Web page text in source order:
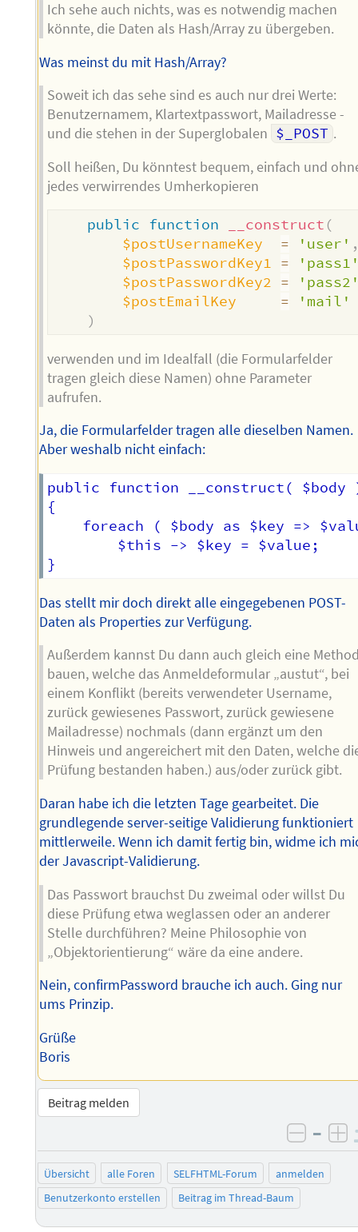
Ich sehe auch nichts, was es notwendig machen
könnte, die Daten als Hash/Array zu übergeben.
Was meinst du mit Hash/Array?
Soweit ich das sehe sind es auch nur drei Werte:
Benutzernamem, Klartextpasswort, Mailadresse -
und die stehen in der Superglobalen $_POST .
Soll heißen, Du könntest bequem, einfach und
jedes verwirrendes Umherkopieren
public function __construct (
$postUsernameKey
= 'user'
$postPasswordKey1 =
$postPasswordKey2 =
$postEmailKey
=
'mail'
)
verwenden und im Idealfall (die Formularfelder
tragen gleich diese Namen) ohne Parameter
aufrufen.
Ja, die Formularfelder tragen alle dieselben Namen.
Aber weshalb nicht einfach:
public function __construct( $body
{
Das stellt mir doch direkt alle eingegebenen POST-
Daten als Properties zur Verfügung.
Außerdem kannst Du dann auch gleich eine
bauen, welche das Anmeldeformular „austut“, bei
einem Konflikt (bereits verwendeter Username,
zurück gewiesenes Passwort, zurück gewiesene
Mailadresse) nochmals (dann ergänzt um den
Hinweis und angereichert mit den Daten, welche
Prüfung bestanden haben.) aus/oder zurück gibt.
Daran habe ich die letzten Tage gearbeitet. Die
grundlegende server-seitige Validierung funktioniert
mittlerweile. Wenn ich damit fertig bin, widme ich
der Javascript-Validierung.
Das Passwort brauchst Du zweimal oder willst Du
diese Prüfung etwa weglassen oder an anderer
Stelle durchführen? Meine Philosophie von
„Objektorientierung“ wäre da eine andere.
Nein, confirmPassword brauche ich auch. Ging nur
ums Prinzip.
Grüße
Boris
Beitrag melden
–
Übersicht alle Foren SELFHTML-Forum
anmelden
Benutzerkonto erstellen
Beitrag im Thread-Baum